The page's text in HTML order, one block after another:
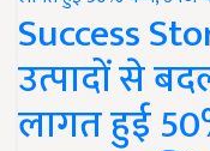
Success
उत्पादों से
लागत हुई